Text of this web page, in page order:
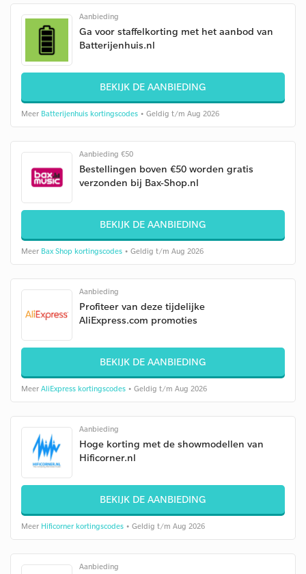
Aanbieding
Ga voor staffelkorting met het aanbod van
Batterijenhuis.nl
BEKIJK DE AANBIEDING
Meer Batterijenhuis kortingscodes • Geldig t/m Aug 2026
Aanbieding €50
Bestellingen boven €50 worden gratis
verzonden bij Bax-Shop.nl
BEKIJK DE AANBIEDING
Meer Bax Shop kortingscodes • Geldig t/m Aug 2026
Aanbieding
Profiteer van deze tijdelijke
AliExpress.com promoties
BEKIJK DE AANBIEDING
Meer AliExpress kortingscodes • Geldig t/m Aug 2026
Aanbieding
Hoge korting met de showmodellen van
Hificorner.nl
BEKIJK DE AANBIEDING
Meer Hificorner kortingscodes • Geldig t/m Aug 2026
Aanbieding